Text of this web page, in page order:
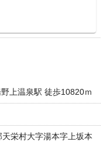
上温泉駅 徒歩10820ｍ
栄村大字湯本字上坂本